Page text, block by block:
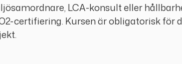
LCA-konsult eller
certifiering. Kursen är obligatorisk för